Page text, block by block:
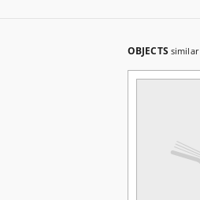
OBJECTS similar